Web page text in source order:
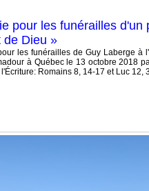
pour les funérailles
de Dieu »
les funérailles de Guy Laberge à
à Québec le 13 octobre 2018
l'Écriture: Romains 8, 14-17 et Luc 12,